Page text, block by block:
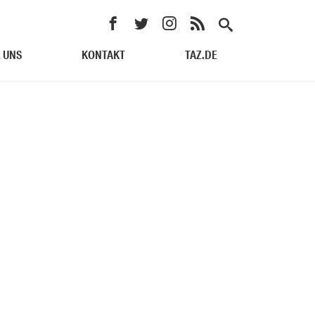
UNS KONTAKT TAZ.DE